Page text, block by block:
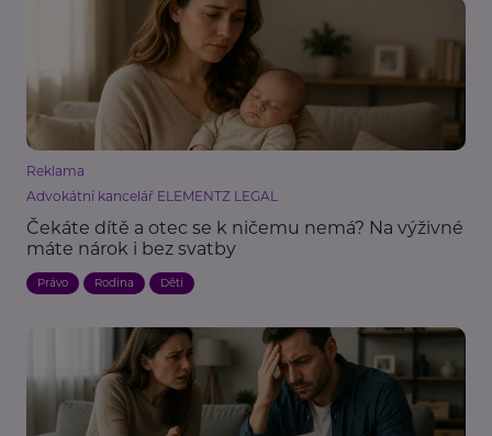
Reklama
Advokátní kancelář ELEMENTZ LEGAL
Čekáte dítě a otec se k ničemu nemá? Na výživné
máte nárok i bez svatby
Právo Rodina Děti